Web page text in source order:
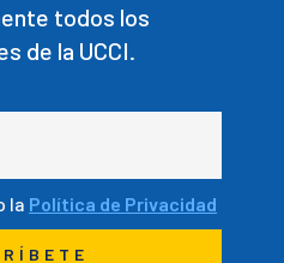
todos los
de la UCCI.
la Política de Privacidad